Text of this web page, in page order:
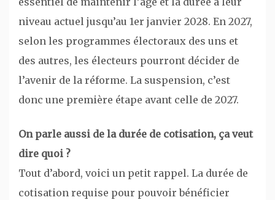
niveau actuel jusqu’au 1er janvier 2028. En 2027,
selon les programmes électoraux des uns et
des autres, les électeurs pourront décider de
l’avenir de la réforme. La suspension, c’est
donc une première étape avant celle de 2027.
On parle aussi de la durée de cotisation, ça veut
dire quoi ?
Tout d’abord, voici un petit rappel. La durée de
cotisation requise pour pouvoir bénéficier